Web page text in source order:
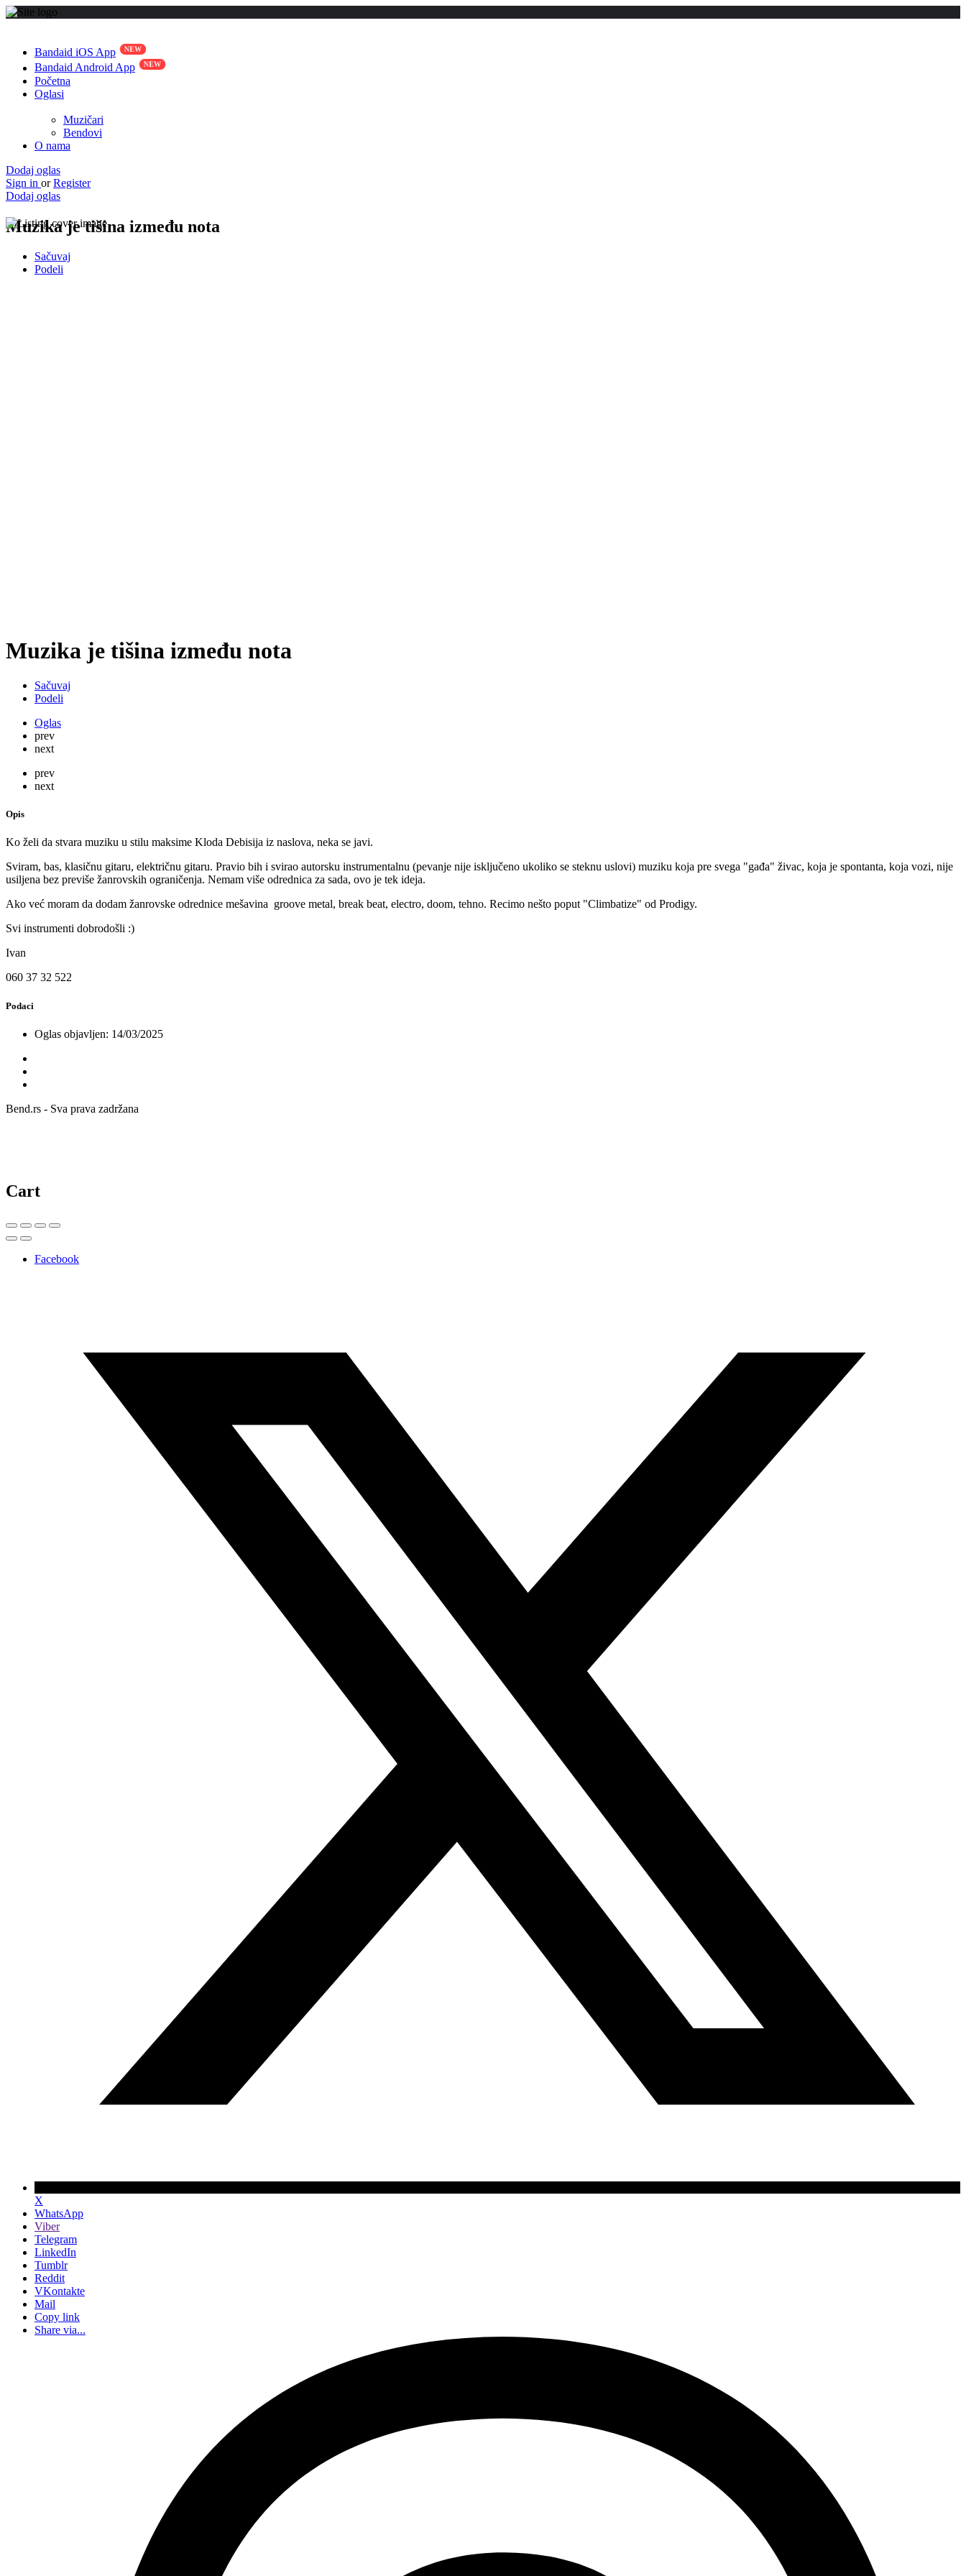
Bandaid iOS App
Bandaid Android App
Početna
Oglasi
Muzičari
Bendovi
O nama
Dodaj oglas
Sign in or Register
Dodaj oglas
Muzika je tišina između nota
Sačuvaj
Podeli
Muzika je tišina između nota
Sačuvaj
Podeli
Oglas
prev
next
prev
next
Opis
Ko želi da stvara muziku u stilu maksime Kloda Debisija iz naslova, neka se javi.
Sviram, bas, klasičnu gitaru, električnu gitaru. Pravio bih i svirao autorsku instrumentalnu (pevanje nije isključeno ukoliko se steknu uslovi) muziku koja pre svega "gađa" živac, koja je spontanta, koja vozi, nije
usiljena bez previše žanrovskih ograničenja. Nemam više odrednica za sada, ovo je tek ideja.
Ako već moram da dodam žanrovske odrednice mešavina groove metal, break beat, electro, doom, tehno. Recimo nešto poput "Climbatize" od Prodigy.
Svi instrumenti dobrodošli :)
Ivan
060 37 32 522
Podaci
Oglas objavljen: 14/03/2025
Bend.rs - Sva prava zadržana
Cart
Facebook
X
WhatsApp
Viber
Telegram
LinkedIn
Tumblr
Reddit
VKontakte
Mail
Copy link
Share via...